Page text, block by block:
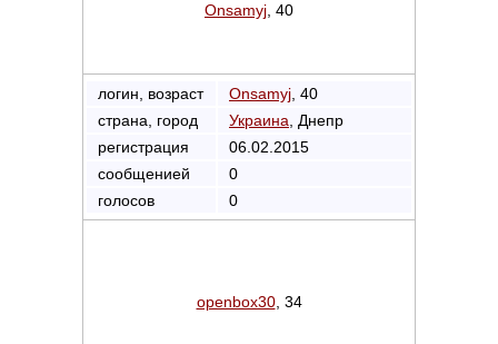
Onsamyj , 40
логин, возраст Onsamyj , 40
страна, город
Украина , Днепр
регистрация
06.02.2015
сообщенией
0
голосов
0
openbox30, 34